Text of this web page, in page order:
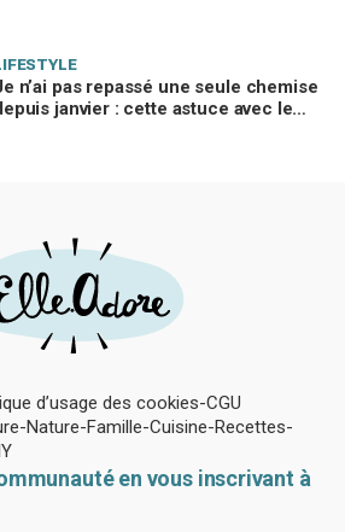
n’ai pas repassé une seule chemise
janvier : cette astuce avec le
d’usage des cookies CGU
Nature Famille Cuisine Recettes
en vous inscrivant à